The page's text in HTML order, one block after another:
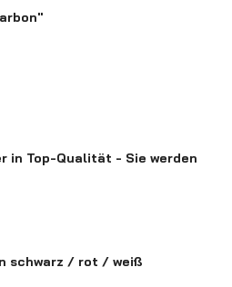
in Top-Qualität - Sie werden
schwarz / rot / weiß